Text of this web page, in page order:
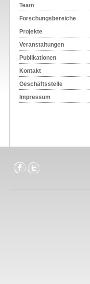
Team
Forschungsbereiche
Projekte
Veranstaltungen
Publikationen
Kontakt
Geschäftsstelle
Impressum